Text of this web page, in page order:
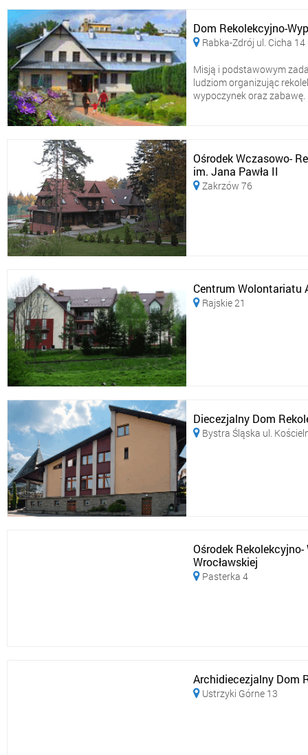
Dom Rekolekcyjno-
 Rabka-Zdrój ul. Cicha 14
Misją i podstawowym
ludziom organizując
wypoczynek oraz zabawę.
Ośrodek Wczasowo-
im. Jana Pawła II
Zakrzów 76
Centrum Wolontariatu
 Rajskie 21
Diecezjalny Dom
 Bystra Śląska ul.
Ośrodek
Wrocławskiej
 Pasterka 4
Archidiecezjalny Dom
 Ustrzyki Górne 13